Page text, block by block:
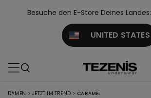
Besuche den E-Store Deines Landes:
UNITED STATES
DAMEN > JETZT IM TREND > CARAMEL